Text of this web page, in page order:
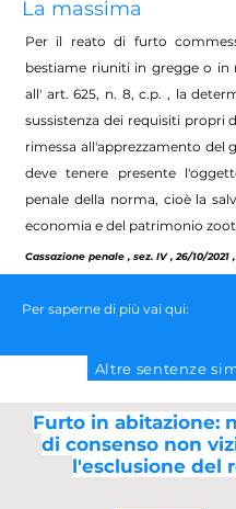
La massima
Per il reato di furto
bestiame riuniti in gregge o in
all' art. 625, n. 8, c.p. , la
sussistenza dei requisiti propri
rimessa all'apprezzamento del
deve tenere presente
penale della norma, cioè la
economia e del patrimonio
Cassazione penale , sez. IV , 26/10/2021 ,
Per saperne di più vai qui:
Altre sentenze
Furto in abitazione:
di consenso non
l'esclusione del